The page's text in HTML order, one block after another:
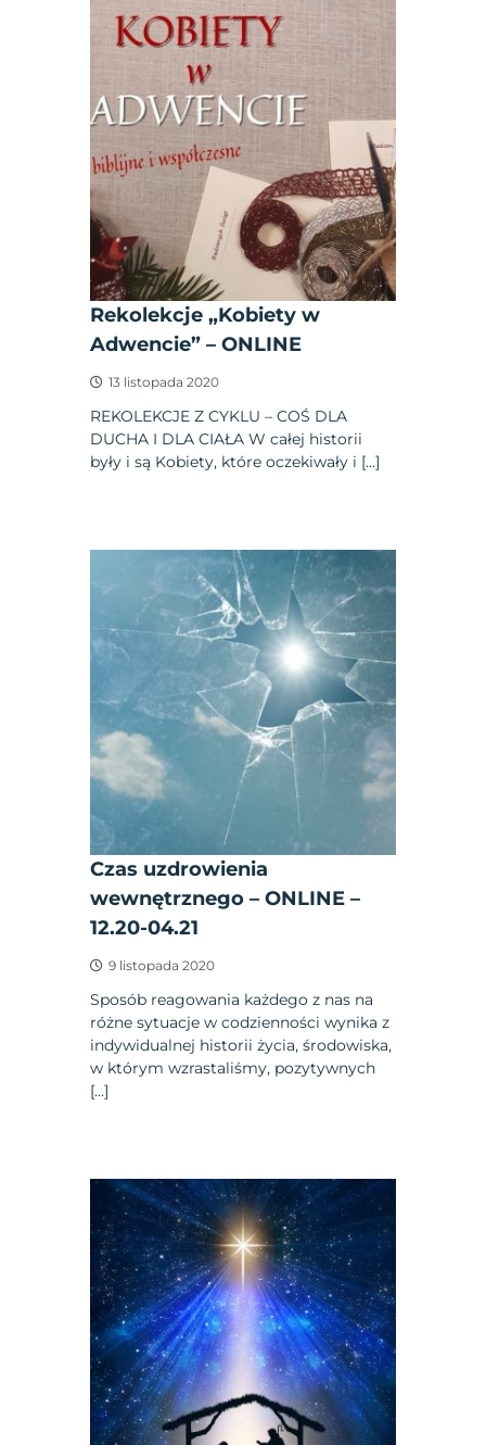
Rekolekcje „Kobiety w
Adwencie” – ONLINE
13 listopada 2020
REKOLEKCJE Z CYKLU – COŚ DLA
DUCHA I DLA CIAŁA W całej historii
były i są Kobiety, które oczekiwały i […]
Czas uzdrowienia
wewnętrznego – ONLINE –
12.20-04.21
9 listopada 2020
Sposób reagowania każdego z nas na
różne sytuacje w codzienności wynika z
indywidualnej historii życia, środowiska,
w którym wzrastaliśmy, pozytywnych
[…]